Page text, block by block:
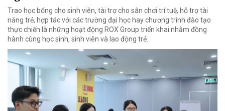
Trao học bổng cho sinh viên, tài trợ cho sân chơi trí tuệ, hỗ trợ tài
năng trẻ, hợp tác với các trường đại học hay chương trình đào tạo
thực chiến là những hoạt động ROX Group triển khai nhằm đồng
hành cùng học sinh, sinh viên và lao động trẻ.